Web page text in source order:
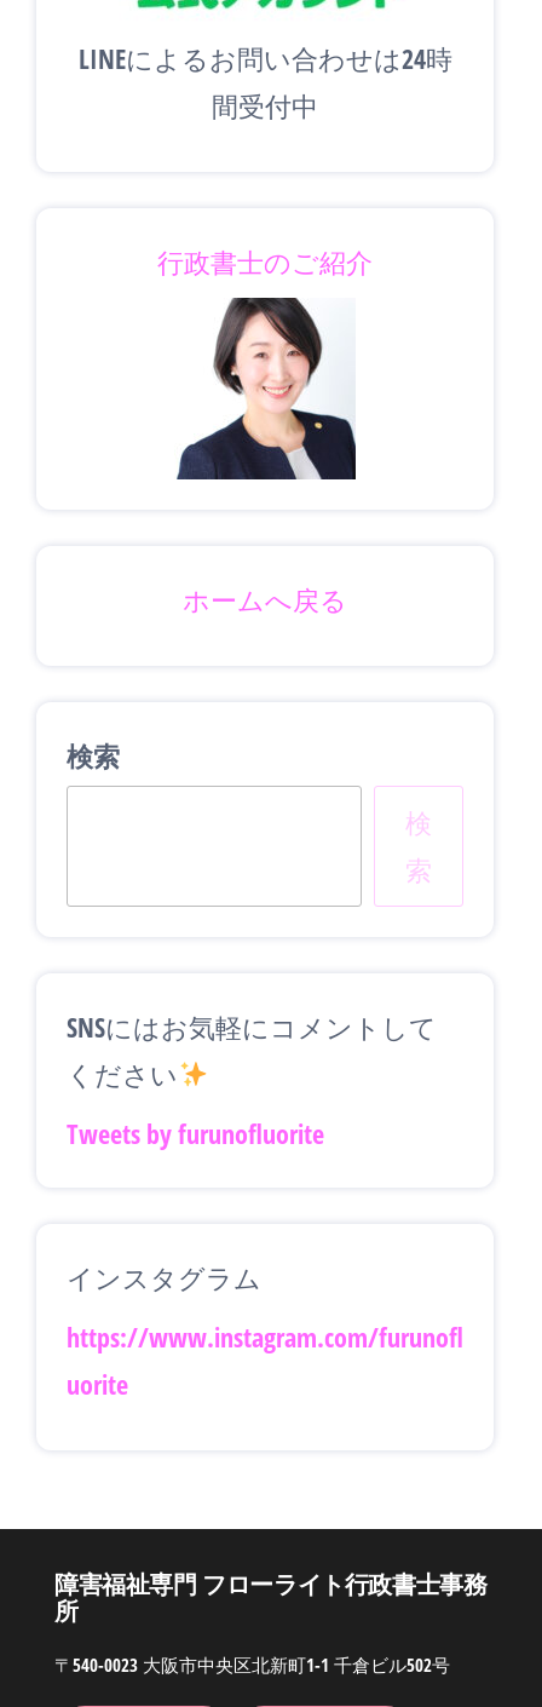
LINEによるお問い合わせは24時
間受付中
行政書士のご紹介
ホームへ戻る
検索
検
索
SNSにはお気軽にコメントして
ください
Tweets by furunofluorite
インスタグラム
https://www.instagram.com/furunofl
uorite
障害福祉専門 フローライト行政書士事務
所
〒540-0023 大阪市中央区北新町1-1 千倉ビル502号